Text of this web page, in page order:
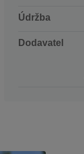
Údržba
Dodavatel